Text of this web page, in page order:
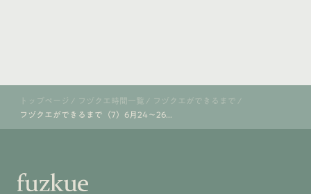
トップページ / フヅクエ時間一覧 / フヅクエができるまで
/
フヅクエができるまで（7）6月24〜26...